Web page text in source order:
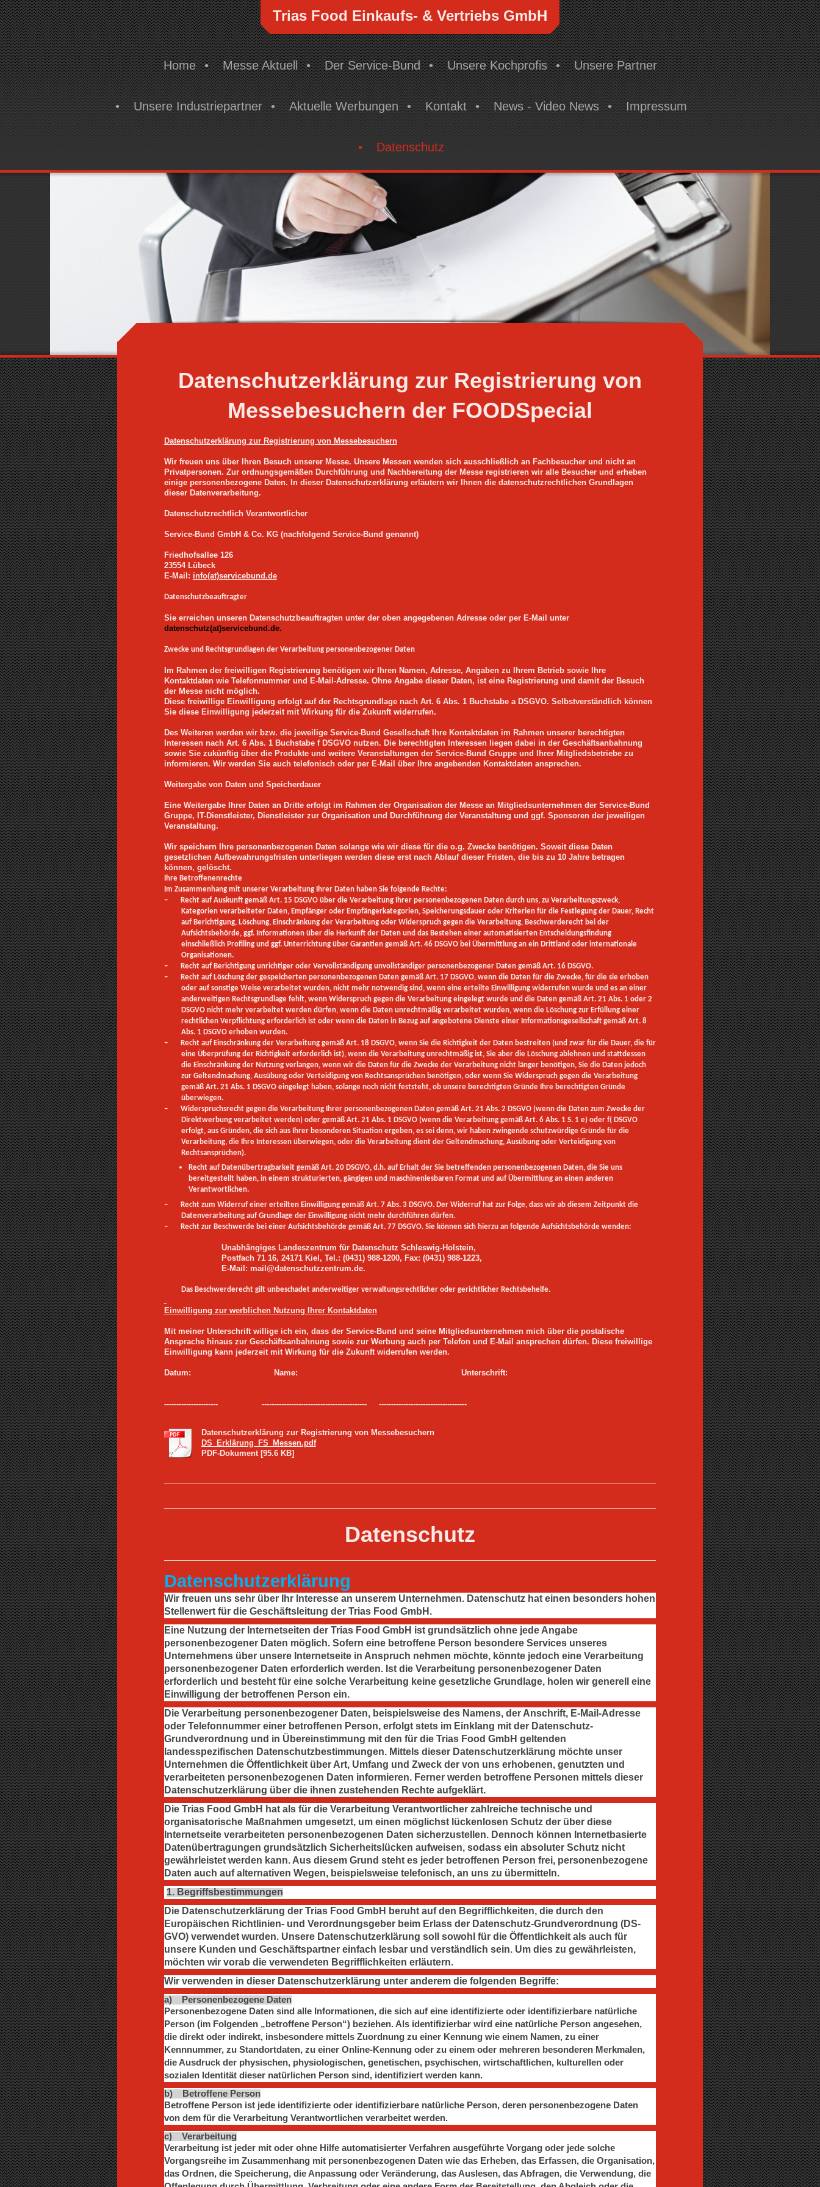
Trias Food Einkaufs- & Vertriebs GmbH
Home Messe Aktuell Der Service-Bund Unsere Kochprofis Unsere Partner
Unsere Industriepartner Aktuelle Werbungen Kontakt News - Video News Impressum
Datenschutz
Datenschutzerklärung zur Registrierung von
Messebesuchern der FOODSpecial
Datenschutzerklärung zur Registrierung von Messebesuchern
Wir freuen uns über Ihren Besuch unserer Messe. Unsere Messen wenden sich ausschließlich an Fachbesucher und nicht an
Privatpersonen. Zur ordnungsgemäßen Durchführung und Nachbereitung der Messe registrieren wir alle Besucher und erheben
einige personenbezogene Daten. In dieser Datenschutzerklärung erläutern wir Ihnen die datenschutzrechtlichen Grundlagen
dieser Datenverarbeitung.
Datenschutzrechtlich Verantwortlicher
Service-Bund GmbH & Co. KG (nachfolgend Service-Bund genannt)
Friedhofsallee 126
23554 Lübeck
E-Mail: info(at)servicebund.de
Datenschutzbeauftragter
Sie erreichen unseren Datenschutzbeauftragten unter der oben angegebenen Adresse oder per E-Mail unter
datenschutz(at)servicebund.de.
Zwecke und Rechtsgrundlagen der Verarbeitung personenbezogener Daten
Im Rahmen der freiwilligen Registrierung benötigen wir Ihren Namen, Adresse, Angaben zu Ihrem Betrieb sowie Ihre
Kontaktdaten wie Telefonnummer und E-Mail-Adresse. Ohne Angabe dieser Daten, ist eine Registrierung und damit der Besuch
der Messe nicht möglich.
Diese freiwillige Einwilligung erfolgt auf der Rechtsgrundlage nach Art. 6 Abs. 1 Buchstabe a DSGVO. Selbstverständlich können
Sie diese Einwilligung jederzeit mit Wirkung für die Zukunft widerrufen.
Des Weiteren werden wir bzw. die jeweilige Service-Bund Gesellschaft Ihre Kontaktdaten im Rahmen unserer berechtigten
Interessen nach Art. 6 Abs. 1 Buchstabe f DSGVO nutzen. Die berechtigten Interessen liegen dabei in der Geschäftsanbahnung
sowie Sie zukünftig über die Produkte und weitere Veranstaltungen der Service-Bund Gruppe und Ihrer Mitgliedsbetriebe zu
informieren. Wir werden Sie auch telefonisch oder per E-Mail über Ihre angebenden Kontaktdaten ansprechen.
Weitergabe von Daten und Speicherdauer
Eine Weitergabe Ihrer Daten an Dritte erfolgt im Rahmen der Organisation der Messe an Mitgliedsunternehmen der Service-Bund
Gruppe, IT-Dienstleister, Dienstleister zur Organisation und Durchführung der Veranstaltung und ggf. Sponsoren der jeweiligen
Veranstaltung.
Wir speichern Ihre personenbezogenen Daten solange wie wir diese für die o.g. Zwecke benötigen. Soweit diese Daten
gesetzlichen Aufbewahrungsfristen unterliegen werden diese erst nach Ablauf dieser Fristen, die bis zu 10 Jahre betragen
können, gelöscht.
Ihre Betroffenenrechte
Im Zusammenhang mit unserer Verarbeitung Ihrer Daten haben Sie folgende Rechte:
– Recht auf Auskunft gemäß Art. 15 DSGVO über die Verarbeitung Ihrer personenbezogenen Daten durch uns, zu Verarbeitungszweck,
Kategorien verarbeiteter Daten, Empfänger oder Empfängerkategorien, Speicherungsdauer oder Kriterien für die Festlegung der Dauer, Recht
auf Berichtigung, Löschung, Einschränkung der Verarbeitung oder Widerspruch gegen die Verarbeitung, Beschwerderecht bei der
Aufsichtsbehörde, ggf. Informationen über die Herkunft der Daten und das Bestehen einer automatisierten Entscheidungsfindung
einschließlich Profiling und ggf. Unterrichtung über Garantien gemäß Art. 46 DSGVO bei Übermittlung an ein Drittland oder internationale
Organisationen.
– Recht auf Berichtigung unrichtiger oder Vervollständigung unvollständiger personenbezogener Daten gemäß Art. 16 DSGVO.
– Recht auf Löschung der gespeicherten personenbezogenen Daten gemäß Art. 17 DSGVO, wenn die Daten für die Zwecke, für die sie erhoben
oder auf sonstige Weise verarbeitet wurden, nicht mehr notwendig sind, wenn eine erteilte Einwilligung widerrufen wurde und es an einer
anderweitigen Rechtsgrundlage fehlt, wenn Widerspruch gegen die Verarbeitung eingelegt wurde und die Daten gemäß Art. 21 Abs. 1 oder 2
DSGVO nicht mehr verarbeitet werden dürfen, wenn die Daten unrechtmäßig verarbeitet wurden, wenn die Löschung zur Erfüllung einer
rechtlichen Verpflichtung erforderlich ist oder wenn die Daten in Bezug auf angebotene Dienste einer Informationsgesellschaft gemäß Art. 8
Abs. 1 DSGVO erhoben wurden.
– Recht auf Einschränkung der Verarbeitung gemäß Art. 18 DSGVO, wenn Sie die Richtigkeit der Daten bestreiten (und zwar für die Dauer, die für
eine Überprüfung der Richtigkeit erforderlich ist), wenn die Verarbeitung unrechtmäßig ist, Sie aber die Löschung ablehnen und stattdessen
die Einschränkung der Nutzung verlangen, wenn wir die Daten für die Zwecke der Verarbeitung nicht länger benötigen, Sie die Daten jedoch
zur Geltendmachung, Ausübung oder Verteidigung von Rechtsansprüchen benötigen, oder wenn Sie Widerspruch gegen die Verarbeitung
gemäß Art. 21 Abs. 1 DSGVO eingelegt haben, solange noch nicht feststeht, ob unsere berechtigten Gründe Ihre berechtigten Gründe
überwiegen.
– Widerspruchsrecht gegen die Verarbeitung Ihrer personenbezogenen Daten gemäß Art. 21 Abs. 2 DSGVO (wenn die Daten zum Zwecke der
Direktwerbung verarbeitet werden) oder gemäß Art. 21 Abs. 1 DSGVO (wenn die Verarbeitung gemäß Art. 6 Abs. 1 S. 1 e) oder f( DSGVO
erfolgt, aus Gründen, die sich aus Ihrer besonderen Situation ergeben, es sei denn, wir haben zwingende schutzwürdige Gründe für die
Verarbeitung, die Ihre Interessen überwiegen, oder die Verarbeitung dient der Geltendmachung, Ausübung oder Verteidigung von
Rechtsansprüchen).
Recht auf Datenübertragbarkeit gemäß Art. 20 DSGVO, d.h. auf Erhalt der Sie betreffenden personenbezogenen Daten, die Sie uns
bereitgestellt haben, in einem strukturierten, gängigen und maschinenlesbaren Format und auf Übermittlung an einen anderen
Verantwortlichen.
– Recht zum Widerruf einer erteilten Einwilligung gemäß Art. 7 Abs. 3 DSGVO. Der Widerruf hat zur Folge, dass wir ab diesem Zeitpunkt die
Datenverarbeitung auf Grundlage der Einwilligung nicht mehr durchführen dürfen.
– Recht zur Beschwerde bei einer Aufsichtsbehörde gemäß Art. 77 DSGVO. Sie können sich hierzu an folgende Aufsichtsbehörde wenden:
Unabhängiges Landeszentrum für Datenschutz Schleswig-Holstein,
Postfach 71 16, 24171 Kiel, Tel.: (0431) 988-1200, Fax: (0431) 988-1223,
E-Mail: mail@datenschutzzentrum.de.
Das Beschwerderecht gilt unbeschadet anderweitiger verwaltungsrechtlicher oder gerichtlicher Rechtsbehelfe.
Einwilligung zur werblichen Nutzung Ihrer Kontaktdaten
Mit meiner Unterschrift willige ich ein, dass der Service-Bund und seine Mitgliedsunternehmen mich über die postalische
Ansprache hinaus zur Geschäftsanbahnung sowie zur Werbung auch per Telefon und E-Mail ansprechen dürfen. Diese freiwillige
Einwilligung kann jederzeit mit Wirkung für die Zukunft widerrufen werden.
Datum: Name: Unterschrift:
---------------------- ------------------------------------------- ------------------------------------
Datenschutzerklärung zur Registrierung von Messebesuchern
DS_Erklärung_FS_Messen.pdf
PDF-Dokument [95.6 KB]
Datenschutz
Datenschutzerklärung
Wir freuen uns sehr über Ihr Interesse an unserem Unternehmen. Datenschutz hat einen besonders hohen
Stellenwert für die Geschäftsleitung der Trias Food GmbH.
Eine Nutzung der Internetseiten der Trias Food GmbH ist grundsätzlich ohne jede Angabe
personenbezogener Daten möglich. Sofern eine betroffene Person besondere Services unseres
Unternehmens über unsere Internetseite in Anspruch nehmen möchte, könnte jedoch eine Verarbeitung
personenbezogener Daten erforderlich werden. Ist die Verarbeitung personenbezogener Daten
erforderlich und besteht für eine solche Verarbeitung keine gesetzliche Grundlage, holen wir generell eine
Einwilligung der betroffenen Person ein.
Die Verarbeitung personenbezogener Daten, beispielsweise des Namens, der Anschrift, E-Mail-Adresse
oder Telefonnummer einer betroffenen Person, erfolgt stets im Einklang mit der Datenschutz-
Grundverordnung und in Übereinstimmung mit den für die Trias Food GmbH geltenden
landesspezifischen Datenschutzbestimmungen. Mittels dieser Datenschutzerklärung möchte unser
Unternehmen die Öffentlichkeit über Art, Umfang und Zweck der von uns erhobenen, genutzten und
verarbeiteten personenbezogenen Daten informieren. Ferner werden betroffene Personen mittels dieser
Datenschutzerklärung über die ihnen zustehenden Rechte aufgeklärt.
Die Trias Food GmbH hat als für die Verarbeitung Verantwortlicher zahlreiche technische und
organisatorische Maßnahmen umgesetzt, um einen möglichst lückenlosen Schutz der über diese
Internetseite verarbeiteten personenbezogenen Daten sicherzustellen. Dennoch können Internetbasierte
Datenübertragungen grundsätzlich Sicherheitslücken aufweisen, sodass ein absoluter Schutz nicht
gewährleistet werden kann. Aus diesem Grund steht es jeder betroffenen Person frei, personenbezogene
Daten auch auf alternativen Wegen, beispielsweise telefonisch, an uns zu übermitteln.
1. Begriffsbestimmungen
Die Datenschutzerklärung der Trias Food GmbH beruht auf den Begrifflichkeiten, die durch den
Europäischen Richtlinien- und Verordnungsgeber beim Erlass der Datenschutz-Grundverordnung (DS-
GVO) verwendet wurden. Unsere Datenschutzerklärung soll sowohl für die Öffentlichkeit als auch für
unsere Kunden und Geschäftspartner einfach lesbar und verständlich sein. Um dies zu gewährleisten,
möchten wir vorab die verwendeten Begrifflichkeiten erläutern.
Wir verwenden in dieser Datenschutzerklärung unter anderem die folgenden Begriffe:
a) Personenbezogene Daten
Personenbezogene Daten sind alle Informationen, die sich auf eine identifizierte oder identifizierbare natürliche
Person (im Folgenden „betroffene Person“) beziehen. Als identifizierbar wird eine natürliche Person angesehen,
die direkt oder indirekt, insbesondere mittels Zuordnung zu einer Kennung wie einem Namen, zu einer
Kennnummer, zu Standortdaten, zu einer Online-Kennung oder zu einem oder mehreren besonderen Merkmalen,
die Ausdruck der physischen, physiologischen, genetischen, psychischen, wirtschaftlichen, kulturellen oder
sozialen Identität dieser natürlichen Person sind, identifiziert werden kann.
b) Betroffene Person
Betroffene Person ist jede identifizierte oder identifizierbare natürliche Person, deren personenbezogene Daten
von dem für die Verarbeitung Verantwortlichen verarbeitet werden.
c) Verarbeitung
Verarbeitung ist jeder mit oder ohne Hilfe automatisierter Verfahren ausgeführte Vorgang oder jede solche
Vorgangsreihe im Zusammenhang mit personenbezogenen Daten wie das Erheben, das Erfassen, die Organisation,
das Ordnen, die Speicherung, die Anpassung oder Veränderung, das Auslesen, das Abfragen, die Verwendung, die